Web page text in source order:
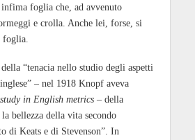
foglia che, ad avvenuto
e crolla. Anche lei, forse, si
foglia.
“tenacia nello studio degli aspetti
– nel 1918 Knopf aveva
in English metrics– della
bellezza della vita secondo
di Keats e di Stevenson”. In